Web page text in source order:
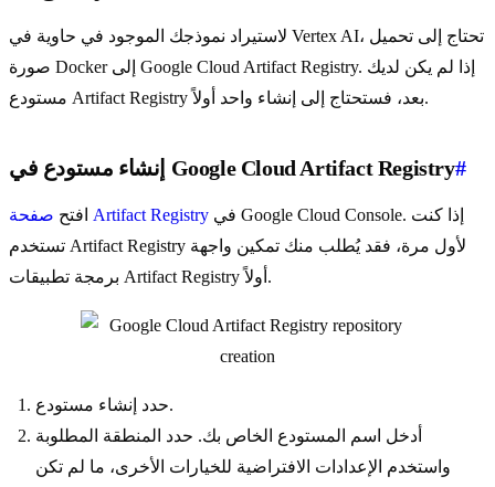
لاستيراد نموذجك الموجود في حاوية في Vertex AI، تحتاج إلى تحميل
صورة Docker إلى Google Cloud Artifact Registry. إذا لم يكن لديك
مستودع Artifact Registry بعد، فستحتاج إلى إنشاء واحد أولاً.
إنشاء مستودع في Google Cloud Artifact Registry#
افتح صفحة Artifact Registry
تستخدم Artifact Registry لأول مرة، فقد يُطلب منك تمكين واجهة
برمجة تطبيقات Artifact Registry أولاً.
حدد إنشاء مستودع.
أدخل اسم المستودع الخاص بك. حدد المنطقة المطلوبة
واستخدم الإعدادات الافتراضية للخيارات الأخرى، ما لم تكن